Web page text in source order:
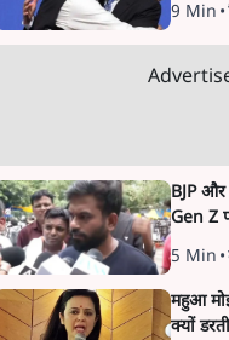
9 Min •
BJP और
Gen Z
5 Min •
महुआ
क्यों